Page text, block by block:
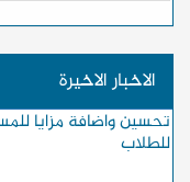
الاخبار الاخيرة
تحسين واضافة مزايا
للطلاب